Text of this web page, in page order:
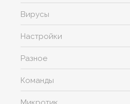
Вирусы
Настройки
Разное
Команды